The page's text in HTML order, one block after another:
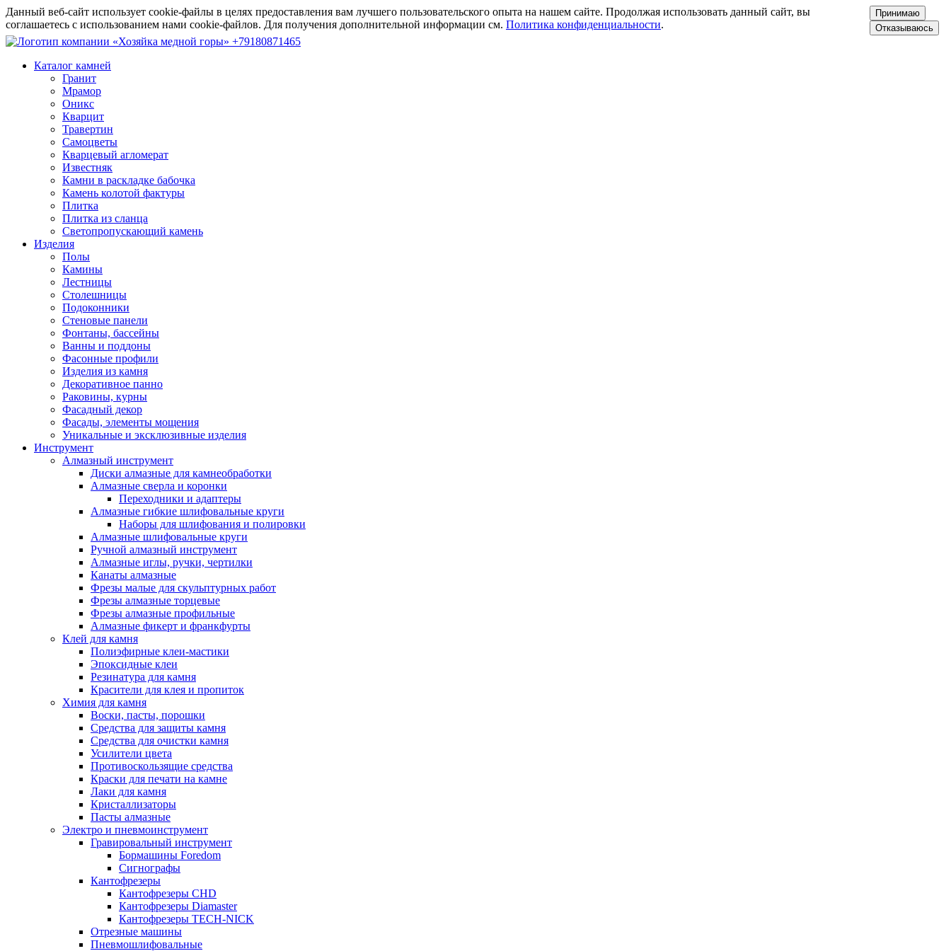
Данный веб-сайт использует cookie-файлы в целях предоставления вам лучшего пользовательского опыта на нашем сайте. Продолжая использовать данный сайт, вы
соглашаетесь с использованием нами cookie-файлов. Для получения дополнительной информации см. Политика конфиденциальности.
Принимаю
Отказываюсь
+79180871465
Каталог камней
Гранит
Мрамор
Оникс
Кварцит
Травертин
Самоцветы
Кварцевый агломерат
Известняк
Камни в раскладке бабочка
Камень колотой фактуры
Плитка
Плитка из сланца
Светопропускающий камень
Изделия
Полы
Камины
Лестницы
Столешницы
Подоконники
Стеновые панели
Фонтаны, бассейны
Ванны и поддоны
Фасонные профили
Изделия из камня
Декоративное панно
Раковины, курны
Фасадный декор
Фасады, элементы мощения
Уникальные и эксклюзивные изделия
Инструмент
Алмазный инструмент
Диски алмазные для камнеобработки
Алмазные сверла и коронки
Переходники и адаптеры
Алмазные гибкие шлифовальные круги
Наборы для шлифования и полировки
Алмазные шлифовальные круги
Ручной алмазный инструмент
Алмазные иглы, ручки, чертилки
Канаты алмазные
Фрезы малые для скульптурных работ
Фрезы алмазные торцевые
Фрезы алмазные профильные
Алмазные фикерт и франкфурты
Клей для камня
Полиэфирные клеи-мастики
Эпоксидные клеи
Резинатура для камня
Красители для клея и пропиток
Химия для камня
Воски, пасты, порошки
Средства для защиты камня
Средства для очистки камня
Усилители цвета
Противоскользящие средства
Краски для печати на камне
Лаки для камня
Кристаллизаторы
Пасты алмазные
Электро и пневмоинструмент
Гравировальный инструмент
Бормашины Foredom
Сигнографы
Кантофрезеры
Кантофрезеры CHD
Кантофрезеры Diamaster
Кантофрезеры TECH-NICK
Отрезные машины
Пневмошлифовальные